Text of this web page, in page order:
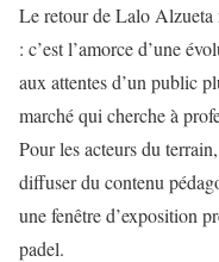
Le retour de Lalo Alzueta
: c’est l’amorce d’une
aux attentes d’un public
marché qui cherche à
Pour les acteurs du
diffuser du contenu
une fenêtre d’exposition
padel.